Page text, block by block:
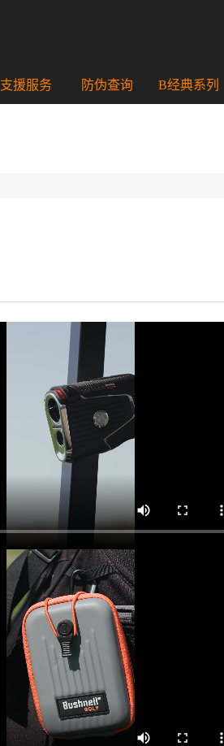
支援服务 防伪查询 B经典系列